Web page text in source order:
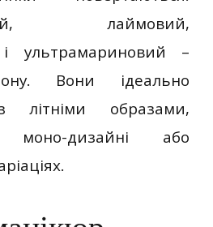
лаймовий,
ультрамариновий –
Вони ідеально
літніми образами,
дизайні або